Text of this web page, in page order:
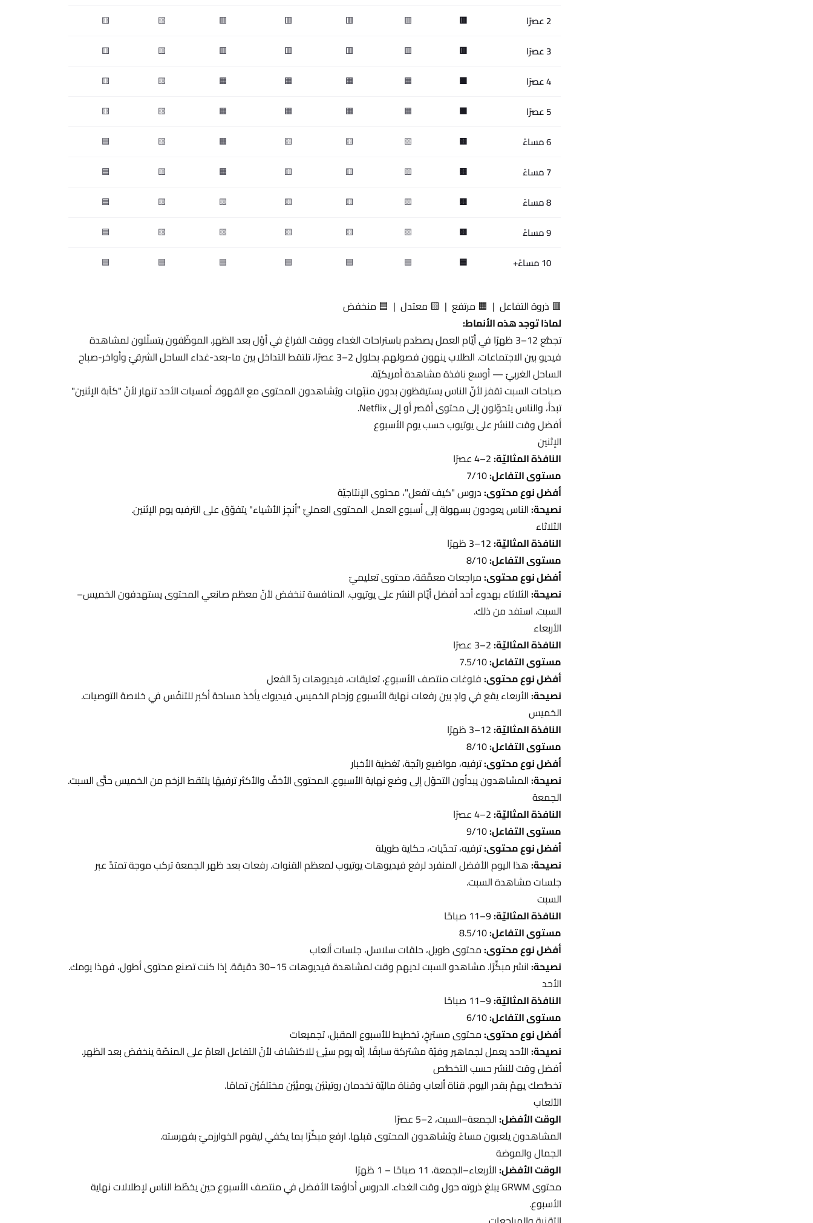
2 عصرًا 🟥
🟥
🟥
🟥
🟥
🟨
🟨
3 عصرًا 🟥
🟥
🟥
🟥
🟥
🟨
🟨
4 عصرًا 🟧
🟧
🟧
🟧
🟧
🟨
🟨
5 عصرًا 🟧
🟧
🟧
🟧
🟧
🟨
🟨
6 مساءً 🟨
🟨
🟨
🟨
🟧
🟨
🟦
7 مساءً 🟨
🟨
🟨
🟨
🟧
🟨
🟦
8 مساءً 🟨
🟨
🟨
🟨
🟨
🟨
🟦
9 مساءً 🟨
🟨
🟨
🟨
🟨
🟨
🟦
10 مساءً+ 🟦
🟦
🟦
🟦
🟦
🟦
🟦
🟥 ذروة التفاعل | 🟧 مرتفع | 🟨 معتدل | 🟦 منخفض
لماذا توجد هذه الأنماط:
تجمُّع 12–3 ظهرًا في أيّام العمل يصطدم باستراحات الغداء ووقت الفراغ في أوّل بعد الظهر. الموظّفون يتسلّلون لمشاهدة
فيديو بين الاجتماعات. الطلاب ينهون فصولهم. بحلول 2–3 عصرًا، تلتقط التداخل بين ما-بعد-غداء الساحل الشرقيّ وأواخر-صباح
الساحل الغربيّ — أوسع نافذة مشاهدة أمريكيّة.
صباحات السبت تقفز لأنّ الناس يستيقظون بدون منبّهات ويُشاهدون المحتوى مع القهوة. أمسيات الأحد تنهار لأنّ "كآبة الإثنين"
تبدأ، والناس يتحوّلون إلى محتوى أقصر أو إلى Netflix.
أفضل وقت للنشر على يوتيوب حسب يوم الأسبوع
الإثنين
النافذة المثاليّة:
مستوى التفاعل:
أفضل نوع محتوى:دروس "كيف تفعل"، محتوى الإنتاجيّة
نصيحة:الناس يعودون بسهولة إلى أسبوع العمل. المحتوى العمليّ "أنجِز الأشياء" يتفوّق على الترفيه يوم الإثنين.
الثلاثاء
النافذة المثاليّة:
مستوى التفاعل:
أفضل نوع محتوى:مراجعات معمَّقة، محتوى تعليميّ
نصيحة:الثلاثاء بهدوء أحد أفضل أيّام النشر على يوتيوب. المنافسة تنخفض لأنّ معظم صانعي المحتوى يستهدفون الخميس–
السبت. استفد من ذلك.
الأربعاء
النافذة المثاليّة:
مستوى التفاعل:
أفضل نوع محتوى:فلوغات منتصف الأسبوع، تعليقات، فيديوهات ردّ الفعل
نصيحة:الأربعاء يقع في وادٍ بين رفعات نهاية الأسبوع وزحام الخميس. فيديوك يأخذ مساحة أكبر للتنفّس في خلاصة التوصيات.
الخميس
النافذة المثاليّة:
مستوى التفاعل:
أفضل نوع محتوى:ترفيه، مواضيع رائجة، تغطية الأخبار
نصيحة:المشاهدون يبدأون التحوّل إلى وضع نهاية الأسبوع. المحتوى الأخفّ والأكثر ترفيهًا يلتقط الزخم من الخميس حتّى السبت.
الجمعة
النافذة المثاليّة:
مستوى التفاعل:
أفضل نوع محتوى:ترفيه، تحدّيات، حكاية طويلة
نصيحة:هذا اليوم الأفضل المنفرد لرفع فيديوهات يوتيوب لمعظم القنوات. رفعات بعد ظهر الجمعة تركب موجة تمتدّ عبر
جلسات مشاهدة السبت.
السبت
النافذة المثاليّة:
مستوى التفاعل:
أفضل نوع محتوى:محتوى طويل، حلقات سلاسل، جلسات ألعاب
نصيحة:انشر مبكِّرًا. مشاهدو السبت لديهم وقت لمشاهدة فيديوهات 15–30 دقيقة. إذا كنت تصنع محتوى أطول، فهذا يومك.
الأحد
النافذة المثاليّة:
مستوى التفاعل:
أفضل نوع محتوى:محتوى مسترخٍ، تخطيط للأسبوع المقبل، تجميعات
نصيحة:الأحد يعمل لجماهير وفيّة مشتركة سابقًا. إنّه يوم سيّئ للاكتشاف لأنّ التفاعل العامّ على المنصّة ينخفض بعد الظهر.
أفضل وقت للنشر حسب التخصُّص
تخصُّصك يهمّ بقدر اليوم. قناة ألعاب وقناة ماليّة تخدمان روتينَيْن يوميَّيْن مختلفَيْن تمامًا.
الألعاب
الوقت الأفضل:الجمعة–السبت، 2–5 عصرًا
المشاهدون يلعبون مساءً ويُشاهدون المحتوى قبلها. ارفع مبكِّرًا بما يكفي ليقوم الخوارزميّ بفهرسته.
الجمال والموضة
الوقت الأفضل:الأربعاء–الجمعة، 11 صباحًا – 1 ظهرًا
محتوى GRWM يبلغ ذروته حول وقت الغداء. الدروس أداؤها الأفضل في منتصف الأسبوع حين يخطّط الناس لإطلالات نهاية
الأسبوع.